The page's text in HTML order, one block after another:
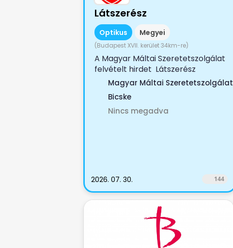
Látszerész
Optikus Megyei
(Budapest XVII. kerület 34km-re)
A Magyar Máltai Szeretetszolgálat
felvételt hirdet Látszerész
munkakörbe. Bemutatkozás: A...
Magyar Máltai Szeretetszolgálat
Bicske
Nincs megadva
2026. 07. 30. 144